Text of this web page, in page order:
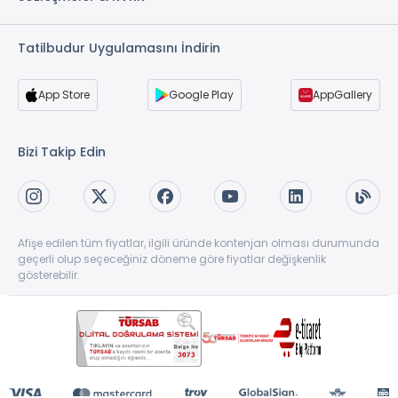
2 Adet Mutfak *
3 Adet Mutfak *
Tatilbudur Uygulamasını İndirin
App Store Google Play AppGallery
Bizi Takip Edin
Afişe edilen tüm fiyatlar, ilgili üründe kontenjan olması durumunda
geçerli olup seçeceğiniz döneme göre fiyatlar değişkenlik
gösterebilir.